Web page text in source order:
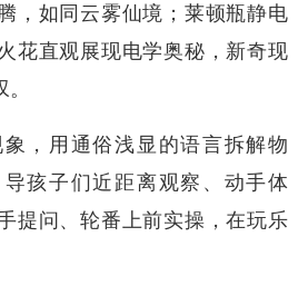
，如同云雾仙境；莱顿瓶静电
花直观展现电学奥秘，新奇现
，用通俗浅显的语言拆解物
孩子们近距离观察、动手体
提问、轮番上前实操，在玩乐